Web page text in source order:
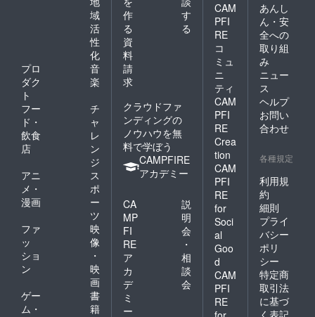
域
活
性
化
プロ
ダク
ト
音
楽
フー
ド・
飲食
店
チ
ャ
レ
ン
ジ
アニ
メ・
漫画
ス
ポ
ー
ツ
ファ
ッ
ショ
ン
映
像
・
映
画
ゲー
ム・
書
籍
作
る
す
る
資
料
請
求
クラウドファ
ンディングの
ノウハウを無
料で学ぼう
CAMPFIRE
アカデミー
CA
MP
FI
RE
ア
カ
デ
ミ
ー
説
明
会
・
相
談
会
CAM
PFI
RE
コ
ミュ
ニ
ティ
CAM
PFI
RE
Crea
tion
CAM
PFI
RE
for
Soci
al
Goo
d
CAM
PFI
RE
あんし
ん・安
全への
取り組
み
ニュー
ス
ヘルプ
お問い
合わせ
各種規定
利用規
約
細則
プライ
バシー
ポリ
シー
特定商
取引法
に基づ